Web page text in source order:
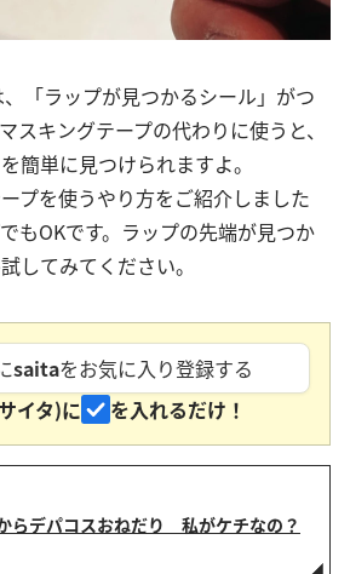
「ラップが見つかるシール」がつ
スキングテープの代わりに使うと、
簡単に見つけられますよ。
プを使うやり方をご紹介しました
もOKです。ラップの先端が見つか
してみてください。
saitaをお気に入り登録する
イタ)に
を入れるだけ！
らデパコスおねだり 私がケチなの？